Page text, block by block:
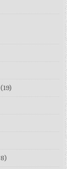
(19)